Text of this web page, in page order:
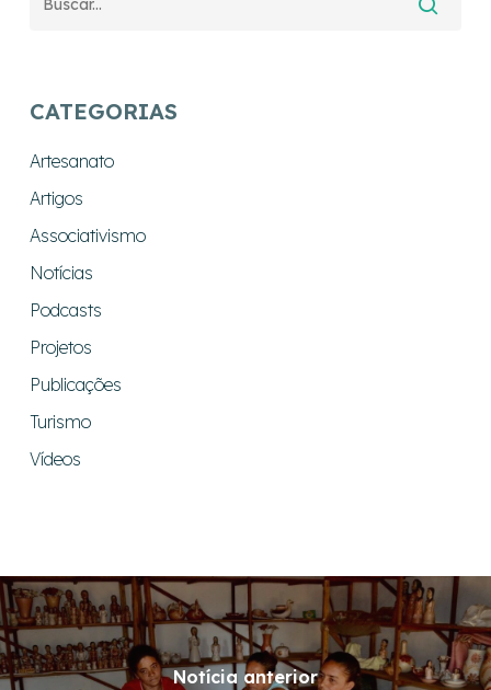
CATEGORIAS
Artesanato
Artigos
Associativismo
Notícias
Podcasts
Projetos
Publicações
Turismo
Vídeos
Notícia anterior